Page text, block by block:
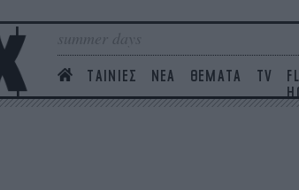
summer days
ΤΑΙΝΙΕΣ ΝΕΑ ΘΕΜΑΤΑ TV